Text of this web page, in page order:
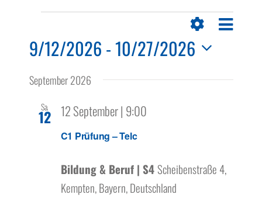
Beruf
Förderungen
Ansichten-
Navigation
Liste
9/12/2026 - 10/27/2026
Datum
wählen.
September 2026
Sa.
12
C1 Prüfung – Telc
12 September | 9:00
Bildung & Beruf | S4 Scheibenstraße 4,
Kempten, Bayern, Deutschland